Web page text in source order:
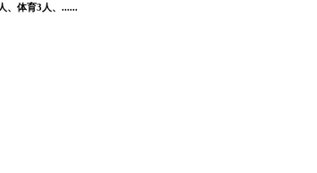
、体育3人、......